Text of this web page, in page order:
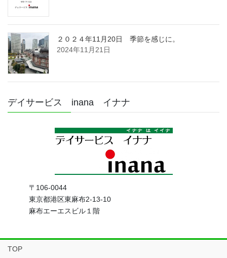
２０２４年11月20日 季節を感じに。
2024年11月21日
デイサービス inana イナナ
〒106-0044
東京都港区東麻布2-13-10
麻布エーエスビル１階
TOP